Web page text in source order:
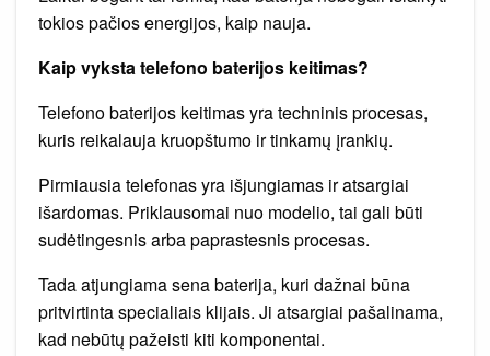
tokios pačios energijos, kaip nauja.
Kaip vyksta telefono baterijos keitimas?
Telefono baterijos keitimas yra techninis procesas,
kuris reikalauja kruopštumo ir tinkamų įrankių.
Pirmiausia telefonas yra išjungiamas ir atsargiai
išardomas. Priklausomai nuo modelio, tai gali būti
sudėtingesnis arba paprastesnis procesas.
Tada atjungiama sena baterija, kuri dažnai būna
pritvirtinta specialiais klijais. Ji atsargiai pašalinama,
kad nebūtų pažeisti kiti komponentai.